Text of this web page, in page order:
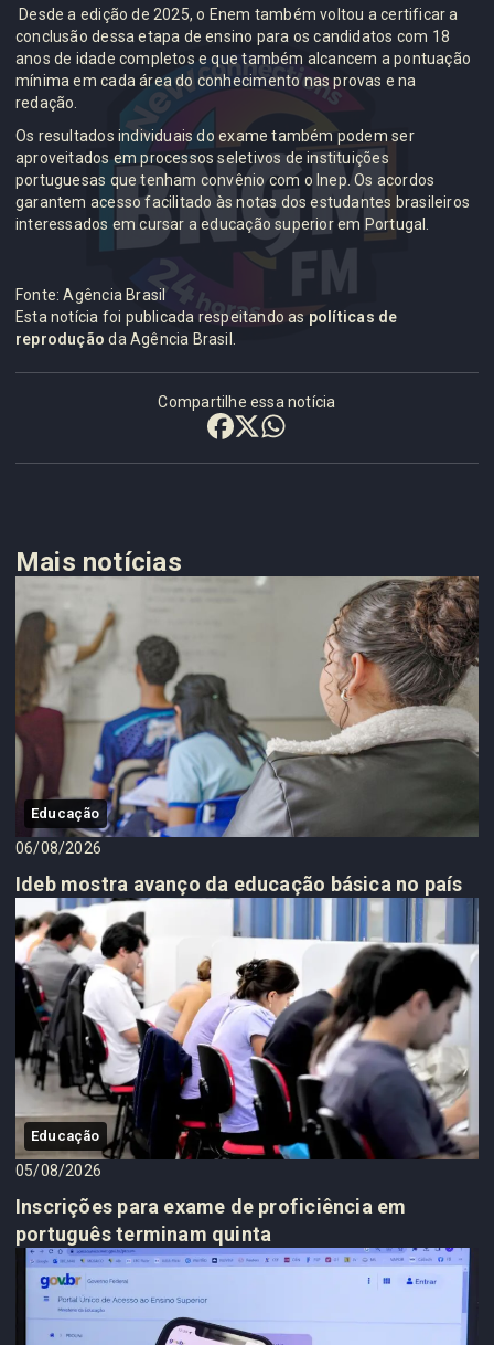
Desde a edição de 2025, o Enem também voltou a certificar a
conclusão dessa etapa de ensino para os candidatos com 18
anos de idade completos e que também alcancem a pontuação
mínima em cada área do conhecimento nas provas e na
redação.
Os resultados individuais do exame também podem ser
aproveitados em processos seletivos de instituições
portuguesas que tenham convênio com o Inep. Os acordos
garantem acesso facilitado às notas dos estudantes brasileiros
interessados em cursar a educação superior em Portugal.
Fonte: Agência Brasil
Esta notícia foi publicada respeitando as políticas de
reprodução da Agência Brasil.
Compartilhe essa notícia
Mais notícias
Educação
06/08/2026
Ideb mostra avanço da educação básica no país
Educação
05/08/2026
Inscrições para exame de proficiência em
português terminam quinta